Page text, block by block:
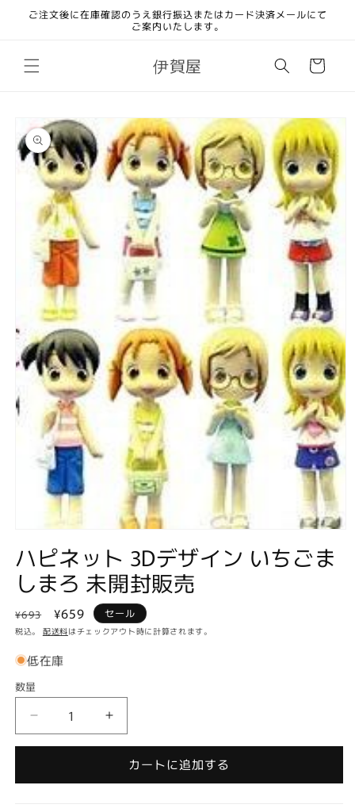
ンツに
ご注文後に在庫確認のうえ銀行振込またはカード決済メールにて
ご案内いたします。
伊賀屋
ー
商品情
報にス
キップ
ー
ダ
ル
で
デ
ィ
(1)
開
ハピネット 3Dデザイン いちごま
しまろ 未開封販売
通
常
価
格
¥693
セ
ー
ル
価
¥659 セール
税込。 配送料はチェックアウト時に計算されます。
低在庫
数
数量
ピ
ッ
ハ
ピ
ッ
カートに追加する